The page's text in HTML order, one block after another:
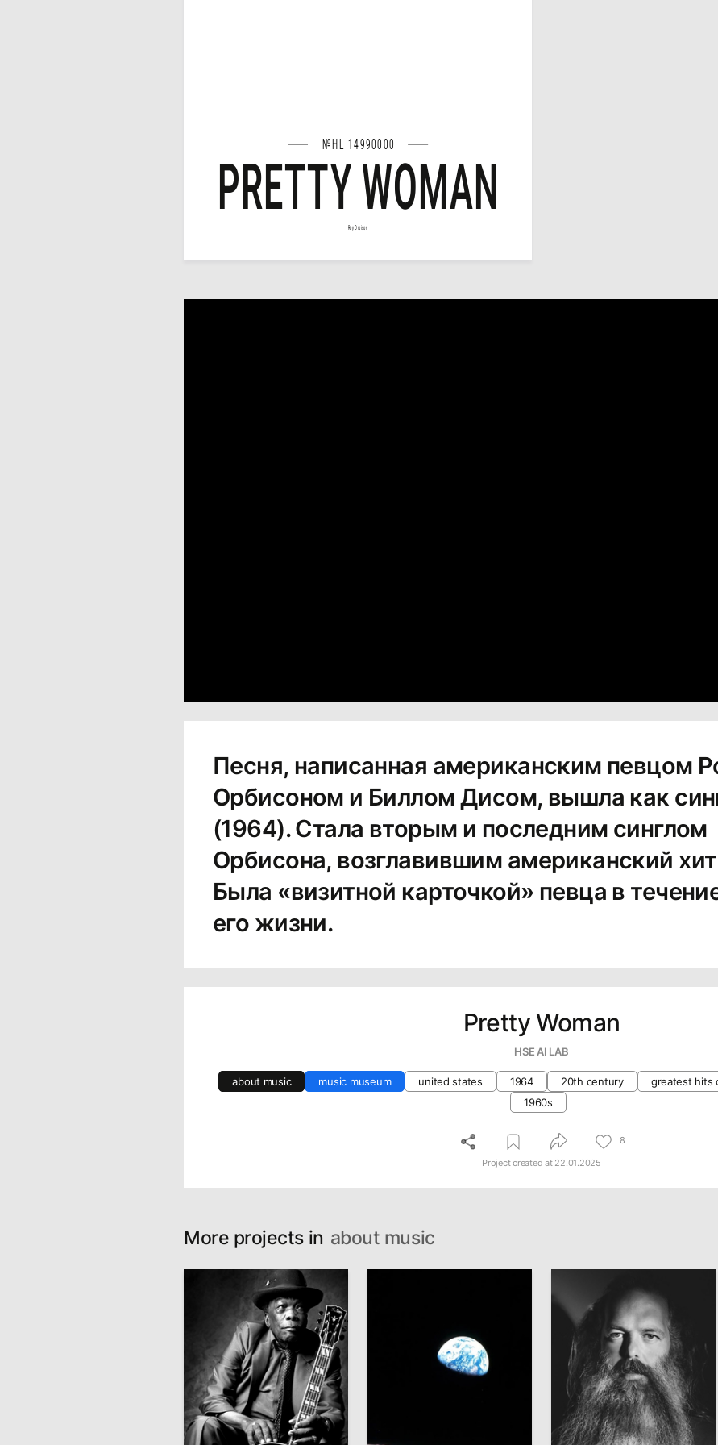
№HL 14990000
PRETTY WOMAN
Roy Orbison
Песня, написанная американским певцом
Орбисоном и Биллом Дисом, вышла как
(1964). Стала вторым и последним синглом
Орбисона, возглавившим американский
Была «визитной карточкой» певца в
его жизни.
Pretty Woman
HSE AI LAB
about music music museum united states 1964 20th century greatest hits
1960s
8
Project created at 22.01.2025
More projects in about music